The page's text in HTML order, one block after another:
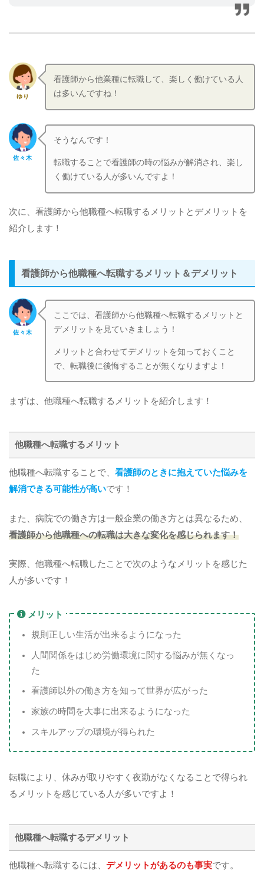
ゆり
看護師から他業種に転職して、楽しく働けている人
は多いんですね！
佐々木
そうなんです！
転職することで看護師の時の悩みが解消され、楽し
く働けている人が多いんですよ！
次に、看護師から他職種へ転職するメリットとデメリットを
紹介します！
看護師から他職種へ転職するメリット＆デメリット
佐々木
ここでは、看護師から他職種へ転職するメリットと
デメリットを見ていきましょう！
メリットと合わせてデメリットを知っておくこと
で、転職後に後悔することが無くなりますよ！
まずは、他職種へ転職するメリットを紹介します！
他職種へ転職するメリット
他職種へ転職することで、 看護師のときに抱えていた悩みを
解消できる可能性が高いです！
また、病院での働き方は一般企業の働き方とは異なるため、
看護師から他職種への転職は大きな変化を感じられます！
実際、他職種へ転職したことで次のようなメリットを感じた
人が多いです！
メリット
規則正しい生活が出来るようになった
人間関係をはじめ労働環境に関する悩みが無くなっ
た
看護師以外の働き方を知って世界が広がった
家族の時間を大事に出来るようになった
スキルアップの環境が得られた
転職により、休みが取りやすく夜勤がなくなることで得られ
るメリットを感じている人が多いですよ！
他職種へ転職するデメリット
他職種へ転職するには、 デメリットがあるのも事実です。